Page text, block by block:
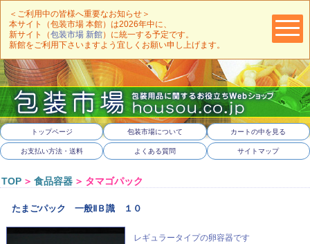
＜ご利用中の皆様へ重要なお知らせ＞
本サイト（包装市場 本館）は2026年中に、
新サイト（包装市場 新館）に統一する予定です。
新館をご利用下さいますよう宜しくお願い申し上げます。
トップページ 包装市場について カートの中を見る
お支払い方法・送料 よくある質問 サイトマップ
TOP ＞ 食品容器 ＞ タマゴパック
たまごパック 一般ⅡＢ識 １０
レギュラータイプの卵容器です